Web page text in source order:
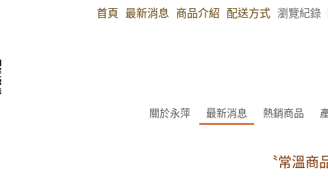
首頁 最新消息 商品介紹 配送方式 瀏覽紀錄
關於永萍 最新消息 熱銷商品
〝常溫商品